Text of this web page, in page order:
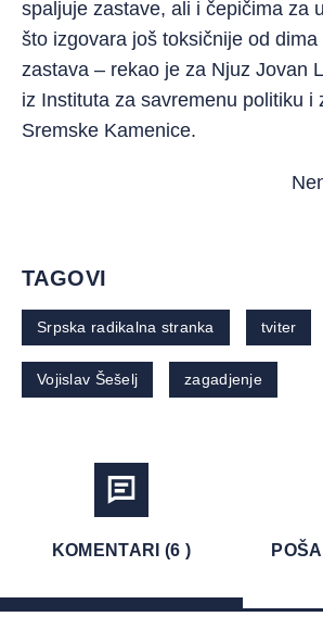
spaljuje zastave, ali i čepičima za
što izgovara još toksičnije od dima
zastava – rekao je za Njuz Jovan
iz Instituta za savremenu politiku i
Sremske Kamenice.
TAGOVI
Srpska radikalna stranka tviter
Vojislav Šešelj zagadjenje
KOMENTARI (6 )